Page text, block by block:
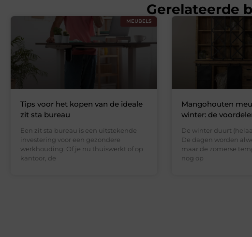
Gerelateerde
MEUBELS
Tips voor het kopen van de ideale
zit sta bureau
Een zit sta bureau is een uitstekende
investering voor een gezondere
werkhouding. Of je nu thuiswerkt of op
kantoor, de
Mangohouten
winter: de
De winter duurt
De dagen worden
maar de zomerse
nog op